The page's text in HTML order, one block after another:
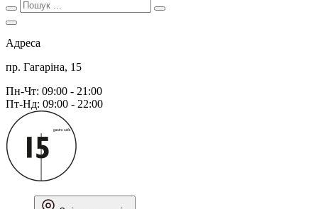
Адреса
пр. Гагаріна, 15
Пн-Чт: 09:00 - 21:00
Пт-Нд: 09:00 - 22:00